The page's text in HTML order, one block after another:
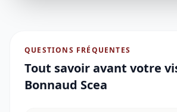
QUESTIONS FRÉQUENTES
Tout savoir avant votre
Bonnaud Scea